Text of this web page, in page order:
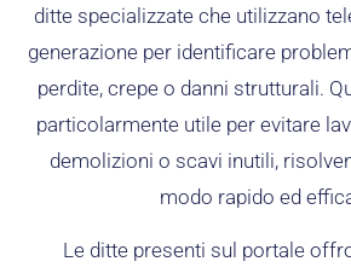
ditte specializzate che utilizzano
generazione per identificare
perdite, crepe o danni strutturali.
particolarmente utile per evitare
demolizioni o scavi inutili,
modo rapido ed
Le ditte presenti sul portale